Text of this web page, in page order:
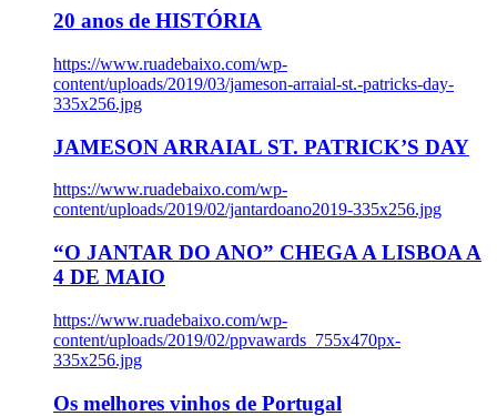
20 anos de HISTÓRIA
https://www.ruadebaixo.com/wp-
content/uploads/2019/03/jameson-arraial-st.-patricks-day-
335x256.jpg
JAMESON ARRAIAL ST. PATRICK’S DAY
https://www.ruadebaixo.com/wp-
content/uploads/2019/02/jantardoano2019-335x256.jpg
“O JANTAR DO ANO” CHEGA A LISBOA A
4 DE MAIO
https://www.ruadebaixo.com/wp-
content/uploads/2019/02/ppvawards_755x470px-
335x256.jpg
Os melhores vinhos de Portugal